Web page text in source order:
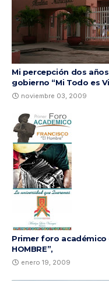
Mi percepción dos
gobierno “Mi Todo es
noviembre 03, 2009
Primer foro académico
HOMBRE”,
enero 19, 2009